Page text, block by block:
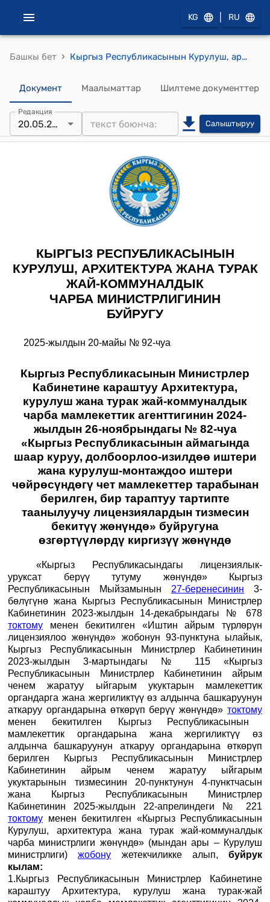
KG RU
Башкы бет › Кыргыз Республикасынын Курулуш, архитектура жана турак жай-коммуналдык чарба министрлигинин 2025-жылдын 20-майыгндагы № 92-чуа "Кыргыз Республикасынын Министрлер Кабинетине караштуу Архитектура, курулуш жана турак жай-коммуналдык чарба мамлекеттик агенттигинин 2024-жылдын 26-ноябрындагы № 82-чуа «Кыргыз Республикасынын аймагында шаар куруу, долбоорлоо-изилдөө иштери жана курулуш-монтаждоо иштери чөйрөсүндөгү чет мамлекеттер тарабынан берилген, бир тараптуу тартипте таанылуучу лицензиялардын тизмесин бекитүү жөнүндө» буйругуна өзгөртүүлөрдү киргизүү жөнүндө" буйругу
Документ Маалыматтар Шилтеме документтер
Редакция
20.05.2025 Салыштыруу